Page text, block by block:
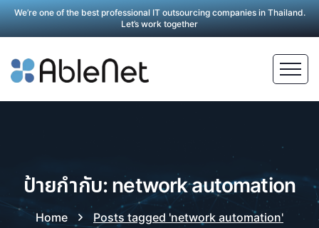
We’re one of the best professional IT outsourcing companies in Thailand.
Let’s work together
ป้ายกำกับ: network automation
Home Posts tagged 'network automation'